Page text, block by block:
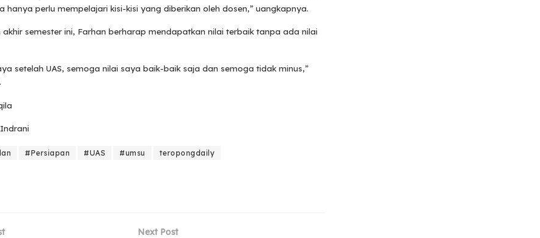
hanya perlu mempelajari kisi-kisi yang diberikan oleh dosen,” uangkapnya.
akhir semester ini, Farhan berharap mendapatkan nilai terbaik tanpa ada nilai
setelah UAS, semoga nilai saya baik-baik saja dan semoga tidak minus,”
#Persiapan #UAS #umsu teropongdaily
Next Post